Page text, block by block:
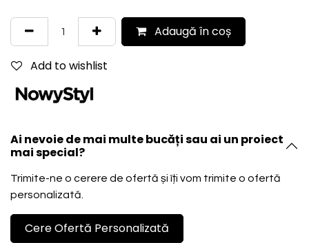
Adaugă în coș
Add to wishlist
Ai nevoie de mai multe bucăți sau ai un proiect
mai special?
Trimite-ne o cerere de ofertă și îți vom trimite o ofertă
personalizată.
Cere Ofertă Personalizată